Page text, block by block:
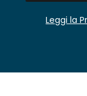
Leggi la